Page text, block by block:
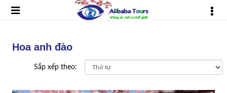
Hoa anh đào
Sắp xếp theo: